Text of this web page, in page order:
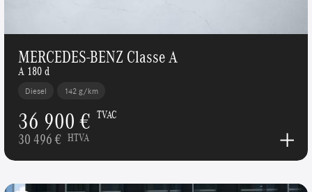
MERCEDES-BENZ Classe A
A 180 d
Diesel 142 g/km
36 900 € TVAC
30 496 € HTVA